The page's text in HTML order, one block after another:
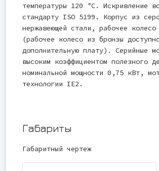
температуры 120 °C. Искривление
стандарту ISO 5199. Корпус из
нержавеющей стали, рабочее
(рабочее колесо из бронзы
дополнительную плату). Серийные
высоким коэффициентом полезного
номинальной мощности 0,75 кВт,
технологии IE2.
Габариты
Габаритный чертеж